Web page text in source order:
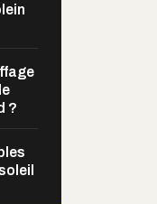
?